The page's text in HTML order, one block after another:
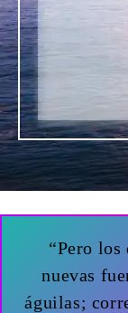
“Pero los
nuevas
águilas;